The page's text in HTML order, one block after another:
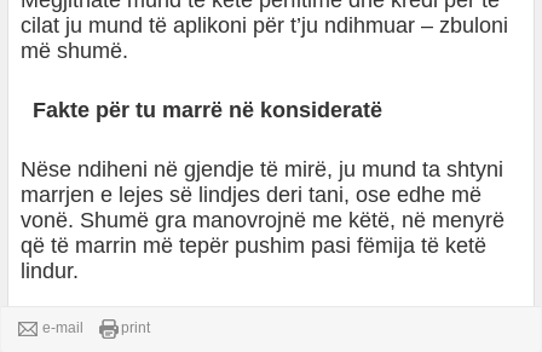
cilat ju mund të aplikoni për t’ju ndihmuar – zbuloni
më shumë.
Fakte për tu marrë në konsideratë
Nëse ndiheni në gjendje të mirë, ju mund ta shtyni
marrjen e lejes së lindjes deri tani, ose edhe më
vonë. Shumë gra manovrojnë me këtë, në menyrë
që të marrin më tepër pushim pasi fëmija të ketë
lindur.
e-mail print